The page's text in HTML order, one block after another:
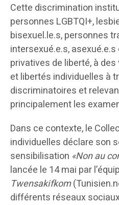
Cette discrimination
personnes LGBTQI+,
bisexuel.le.s, personnes
intersexué.e.s,
privatives de liberté, à
et libertés individuelles à
discriminatoires et
principalement les
Dans ce contexte, le
individuelles déclare son
sensibilisation «Non au
lancée le 14 mai par
Twensakifkom
différents réseaux